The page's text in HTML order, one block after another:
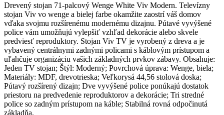
Drevený stojan 71-palcový Wenge White Viv Modern. Televízny
stojan Viv vo wenge a bielej farbe okamžite zaostrí váš domov
vďaka svojmu rozšírenému modernému dizajnu. Pútavé vyvýšené
police vám umožňujú vylepšiť vzhľad dekorácie alebo skvele
predviesť reproduktory. Stojan Viv TV je vyrobený z dreva a je
vybavený centrálnymi zadnými policami s káblovým prístupom a
uľahčuje organizáciu vašich základných prvkov zábavy. Obsahuje:
Jeden TV stojan; Štýl: Moderný; Povrchová úprava: Wenge, biela;
Materiály: MDF, drevotrieska; Veľkorysá 44,56 stolová doska;
Pútavý rozšírený dizajn; Dve vyvýšené police ponúkajú dostatok
priestoru na predvedenie reproduktorov a dekorácie; Tri stredné
police so zadným prístupom na káble; Stabilná rovná odpočinutá
základňa.